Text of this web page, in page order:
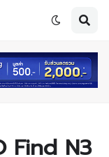
Find N3